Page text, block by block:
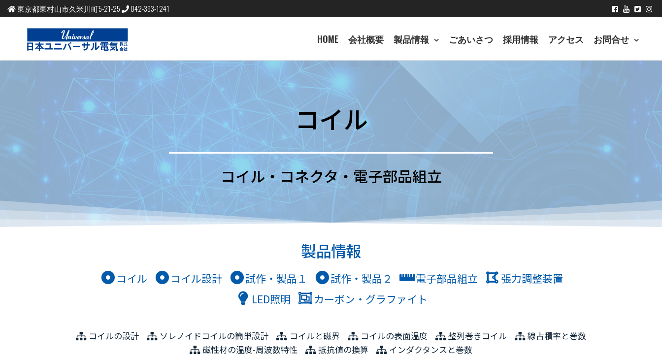
東京都東村山市久米川町5-21-25 042-393-1241
本
ユ
ニ
バ
ー
サ
ル
電
気
株
式
線、
周辺
装置
の製
造、
ル試
作、
試験
HOME 会社概要 製品情報 ごあいさつ 採用情報 アクセス お問合せ
コイル
コイル・コネクタ・電子部品組立
製品情報
コイル コイル設計 試作・製品１ 試作・製品２ 電子部品組立
張力調整装置
LED照明
カーボン・グラファイト
コイルの設計 ソレノイドコイルの簡単設計 コイルと磁界 コイルの表面温度 整列巻きコイル
線占積率と巻数
磁性材の温度-周波数特性
抵抗値の換算 インダクタンスと巻数